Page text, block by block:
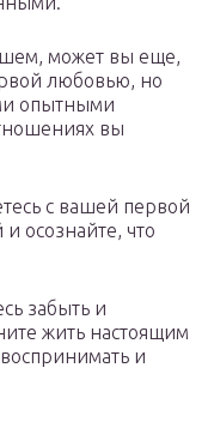
может вы еще,
любовью, но
опытными
вы
с вашей первой
осознайте, что
забыть и
жить настоящим
и